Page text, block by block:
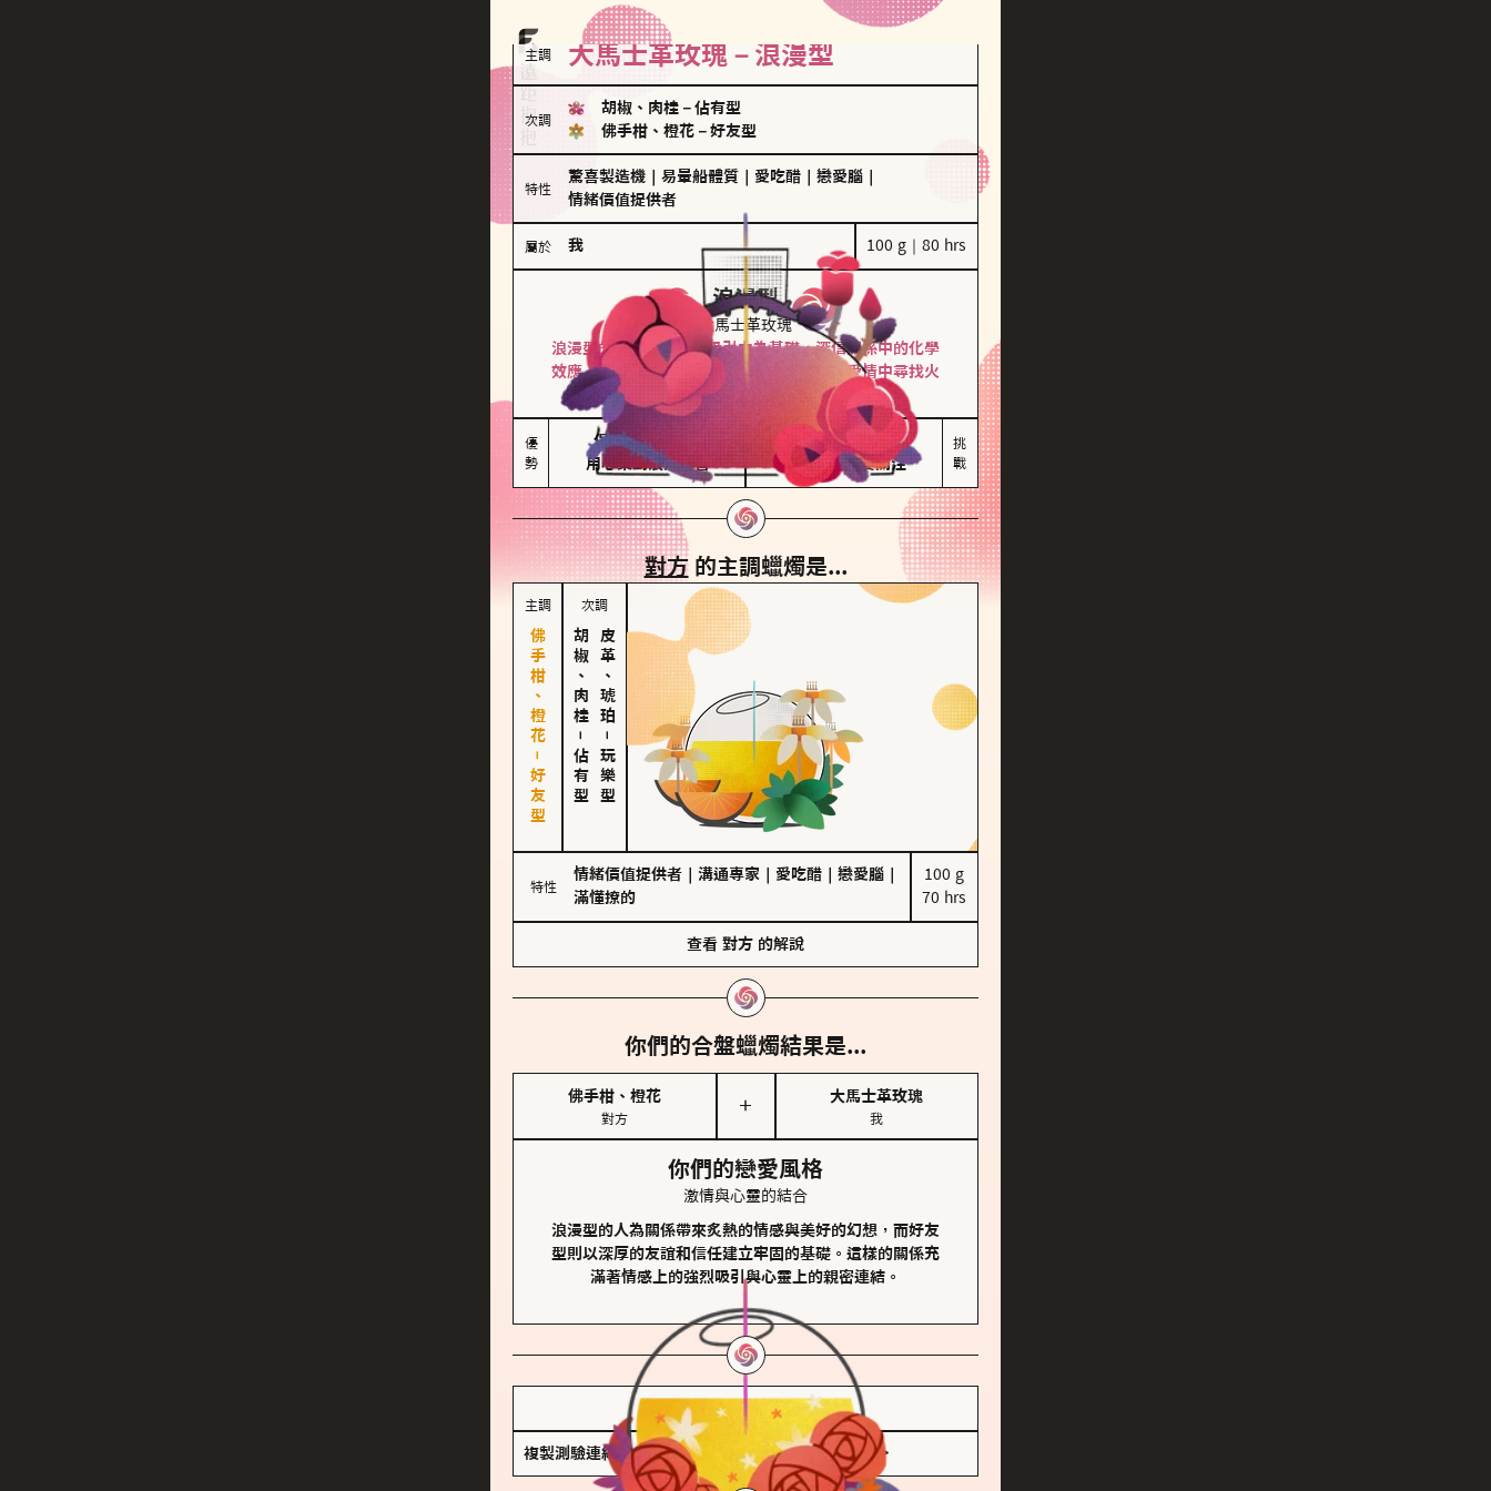
主調 大馬士革玫瑰－浪漫型
次調
胡椒、肉桂 － 佔有型
佛手柑、橙花 － 好友型
特性
驚喜製造機 易暈船體質 愛吃醋 戀愛腦
情緒價值提供者
屬於 我 100 g｜80 hrs
浪漫型
大馬士革玫瑰
浪漫型的人以激情與性吸引力為基礎，深信關係中的化學
效應，認為每次相遇都是命中註定。傾向在愛情中尋找火
花，經常表達對另一半的愛意和讚美。
優
勢
保持戀愛新鮮感
用心策劃浪漫驚喜
情緒起伏較大
感情中較需要關注
挑
戰
對方的主調蠟燭是...
主調
佛手柑、橙花－好友型
次調
胡椒、肉桂
－
佔有型
皮革、琥珀
－
玩樂型
特性
情緒價值提供者 溝通專家 愛吃醋 戀愛腦
滿懂撩的
100 g
70 hrs
查看 對方 的解說
你們的合盤蠟燭結果是...
佛手柑、橙花
對方
＋
大馬士革玫瑰
我
你們的戀愛風格
激情與心靈的結合
浪漫型的人為關係帶來炙熱的情感與美好的幻想，而好友
型則以深厚的友誼和信任建立牢固的基礎。這樣的關係充
滿著情感上的強烈吸引與心靈上的親密連結。
儲存我的結果圖
複製測驗連結 查看香氛類型全解析 >>>